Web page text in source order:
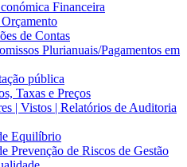
Financeira
de Contas
Plurianuais/Pagamentos em
pública
Taxas e Preços
| Vistos | Relatórios de Auditoria
Equilíbrio
Prevenção de Riscos de Gestão